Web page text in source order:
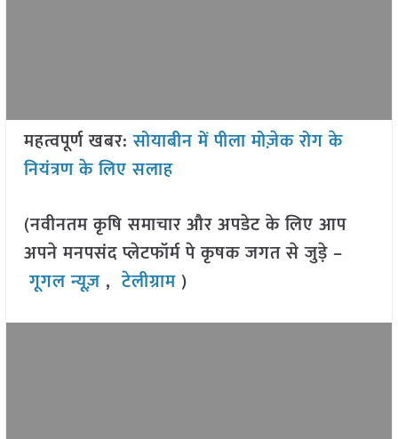
महत्वपूर्ण खबर:सोयाबीन में पीला मोज़ेक रोग के
नियंत्रण के लिए सलाह
(नवीनतम कृषि समाचार और अपडेट के लिए आप
अपने मनपसंद प्लेटफॉर्म पे कृषक जगत से जुड़े –
गूगल न्यूज़ ,टेलीग्राम )